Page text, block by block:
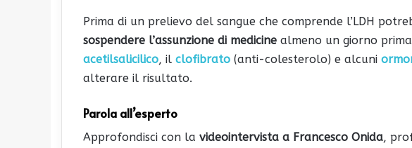
Prima di un prelievo del sangue che comprende l’LDH
sospendere l’assunzione di medicine almeno un giorno
acetilsalicilico, il clofibrato (anti-colesterolo) e alcuni
alterare il risultato.
Parola all’esperto
Approfondisci con la videointervista a Francesco Onida,